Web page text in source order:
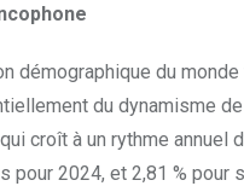
démographique du monde
du dynamisme de
croît à un rythme annuel
pour 2024, et 2,81 % pour